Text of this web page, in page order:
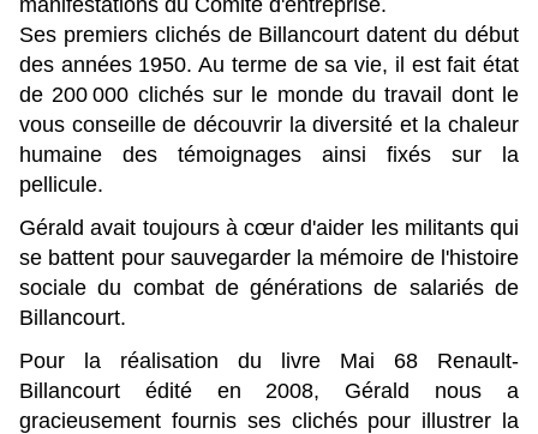
manifestations du Comité d'entreprise.
Ses premiers clichés de Billancourt datent du début
des années 1950. Au terme de sa vie, il est fait état
de200 000 clichés sur le monde du travail dont le
vous conseille de découvrir la diversité et la chaleur
humaine des témoignages ainsi fixés sur la
pellicule.
Gérald avait toujours à cœur d'aider les militants qui
se battent pour sauvegarder la mémoire de l'histoire
sociale du combat de générations de salariés de
Billancourt.
Pour la réalisation du livre Mai 68 Renault-
Billancourt édité en 2008, Gérald nous a
gracieusement fournis ses clichés pour illustrer la